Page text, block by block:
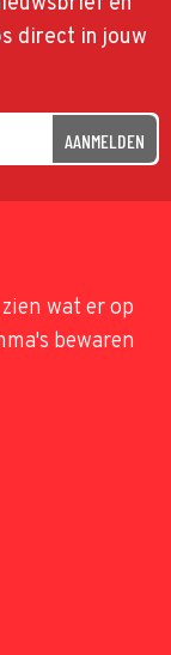
direct in jouw
AANMELDEN
wat er op
bewaren